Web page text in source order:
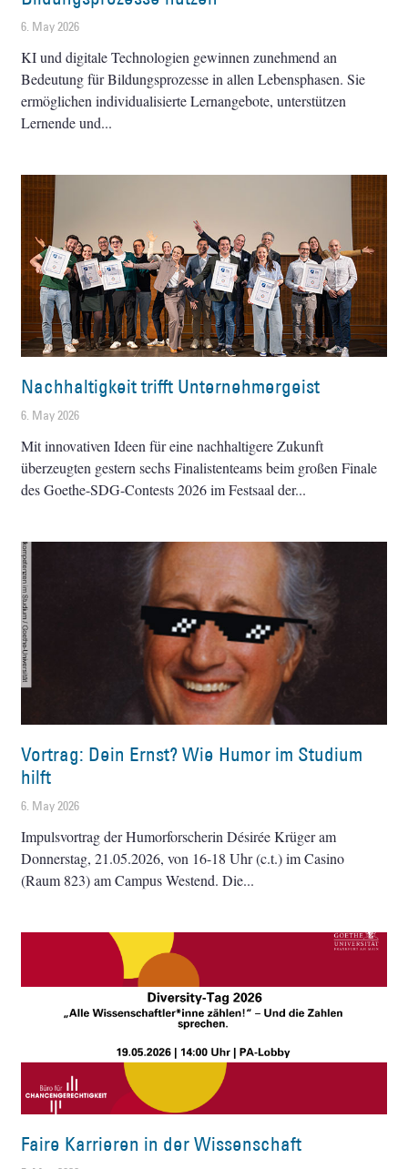
6. May 2026
KI und digitale Technologien gewinnen zunehmend an
Bedeutung für Bildungsprozesse in allen Lebensphasen. Sie
ermöglichen individualisierte Lernangebote, unterstützen
Lernende und
Nachhaltigkeit trifft Unternehmergeist
6. May 2026
Mit innovativen Ideen für eine nachhaltigere Zukunft
überzeugten gestern sechs Finalistenteams beim großen Finale
des Goethe-SDG-Contests 2026 im Festsaal der
Vortrag: Dein Ernst? Wie Humor im Studium
hilft
6. May 2026
Impulsvortrag der Humorforscherin Désirée Krüger am
Donnerstag, 21.05.2026, von 16-18 Uhr (c.t.) im Casino
(Raum 823) am Campus Westend. Die
Faire Karrieren in der Wissenschaft